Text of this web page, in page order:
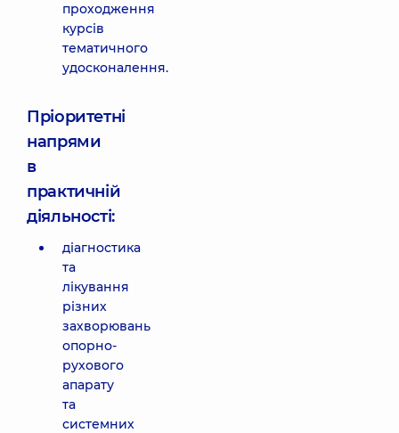
проходження
курсів
тематичного
удосконалення.
Пріоритетні
напрями
в
практичній
діяльності:
діагностика
та
лікування
різних
захворювань
опорно-
рухового
апарату
та
системних